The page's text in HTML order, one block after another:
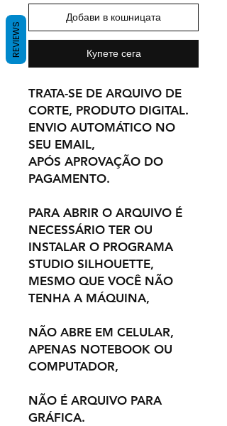
Добави в кошницата
Купете сега
TRATA-SE DE ARQUIVO DE
CORTE, PRODUTO DIGITAL.
ENVIO AUTOMÁTICO NO
SEU EMAIL,
APÓS APROVAÇÃO DO
PAGAMENTO.
PARA ABRIR O ARQUIVO É
NECESSÁRIO TER OU
INSTALAR O PROGRAMA
STUDIO SILHOUETTE,
MESMO QUE VOCÊ NÃO
TENHA A MÁQUINA,
NÃO ABRE EM CELULAR,
APENAS NOTEBOOK OU
COMPUTADOR,
NÃO É ARQUIVO PARA
GRÁFICA.
REVIEWS